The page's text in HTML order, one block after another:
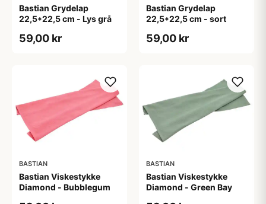
Bastian Grydelap
22,5*22,5 cm - Lys grå
59,00 kr
Bastian Grydelap
22,5*22,5 cm - sort
59,00 kr
BASTIAN
Bastian Viskestykke
Diamond - Bubblegum
BASTIAN
Bastian Viskestykke
Diamond - Green Bay